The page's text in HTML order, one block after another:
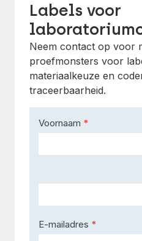
Labels voor
Neem contact op voor
proefmonsters voor
materiaalkeuze en
traceerbaarheid.
Contact
Us
Voornaam *
E-mailadres *